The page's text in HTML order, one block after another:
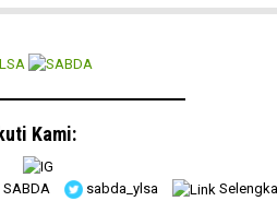
Kami:
sabda_ylsa